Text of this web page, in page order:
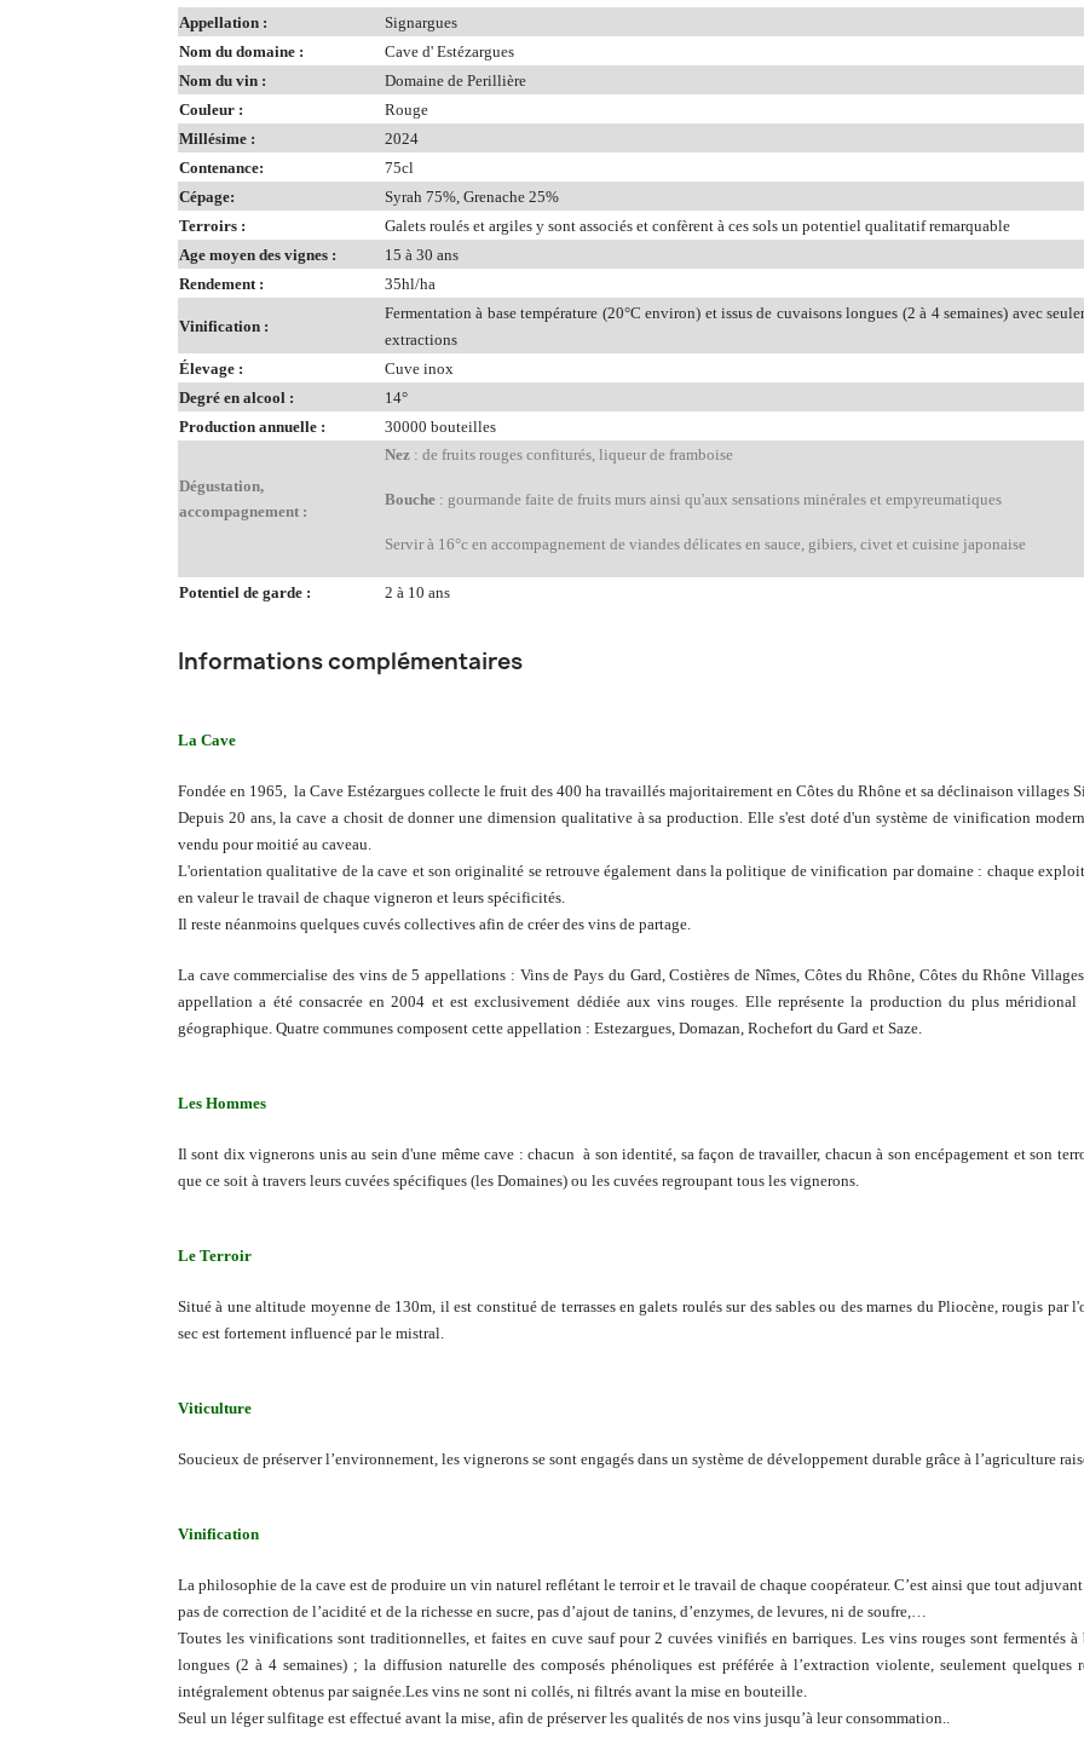
Appellation :
Signargues
Nom du domaine :
Cave d' Estézargues
Nom du vin :
Domaine de Perillière
Couleur :
Rouge
Millésime :
2024
Contenance:
75cl
Cépage:
Syrah 75%, Grenache 25%
Terroirs :
Galets roulés et argiles y sont associés et confèrent à ces sols un potentiel qualitatif remarquable
Age moyen des vignes :
15 à 30 ans
Rendement :
35hl/ha
Vinification :
Fermentation à base température (20°C environ) et issus de cuvaisons longues (2 à 4 semaines) avec
extractions
Élevage :
Cuve inox
Degré en alcool :
14°
Production annuelle :
30000 bouteilles
Dégustation,
accompagnement :
Nez : de fruits rouges confiturés, liqueur de framboise
Bouche : gourmande faite de fruits murs ainsi qu'aux sensations minérales et empyreumatiques
Servir à 16°c en accompagnement de viandes délicates en sauce, gibiers, civet et cuisine japonaise
Potentiel de garde : 2 à 10 ans
Informations complémentaires
La Cave
Fondée en 1965, la Cave Estézargues collecte le fruit des 400 ha travaillés majoritairement en Côtes du Rhône et sa déclinaison villages
Depuis 20 ans, la cave a chosit de donner une dimension qualitative à sa production. Elle s'est doté d'un système de vinification
vendu pour moitié au caveau.
L'orientation qualitative de la cave et son originalité se retrouve également dans la politique de vinification par domaine : chaque
en valeur le travail de chaque vigneron et leurs spécificités.
Il reste néanmoins quelques cuvés collectives afin de créer des vins de partage.
La cave commercialise des vins de 5 appellations : Vins de Pays du Gard, Costières de Nîmes, Côtes du Rhône, Côtes du Rhône
appellation a été consacrée en 2004 et est exclusivement dédiée aux vins rouges. Elle représente la production du plus
géographique. Quatre communes composent cette appellation : Estezargues, Domazan, Rochefort du Gard et Saze.
Les Hommes
Il sont dix vignerons unis au sein d'une même cave : chacun à son identité, sa façon de travailler, chacun à son encépagement et son
que ce soit à travers leurs cuvées spécifiques (les Domaines) ou les cuvées regroupant tous les vignerons.
Le Terroir
Situé à une altitude moyenne de 130m, il est constitué de terrasses en galets roulés sur des sables ou des marnes du Pliocène, rougis
sec est fortement influencé par le mistral.
Viticulture
Soucieux de préserver l’environnement, les vignerons se sont engagés dans un système de développement durable grâce à l’agriculture
Vinification
La philosophie de la cave est de produire un vin naturel reflétant le terroir et le travail de chaque coopérateur. C’est ainsi que tout
pas de correction de l’acidité et de la richesse en sucre, pas d’ajout de tanins, d’enzymes, de levures, ni de soufre,…
Toutes les vinifications sont traditionnelles, et faites en cuve sauf pour 2 cuvées vinifiés en barriques. Les vins rouges sont fermentés à
longues (2 à 4 semaines) ; la diffusion naturelle des composés phénoliques est préférée à l’extraction violente, seulement quelques
intégralement obtenus par saignée.Les vins ne sont ni collés, ni filtrés avant la mise en bouteille.
Seul un léger sulfitage est effectué avant la mise, afin de préserver les qualités de nos vins jusqu’à leur consommation..